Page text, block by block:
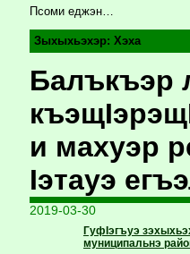
Псоми еджэн…
Зыхыхьэхэр: Хэха
Балъкъэр
и махуэр
Iэтауэ
2019-03-30
ГуфIэгъуэ
муниципальнэ